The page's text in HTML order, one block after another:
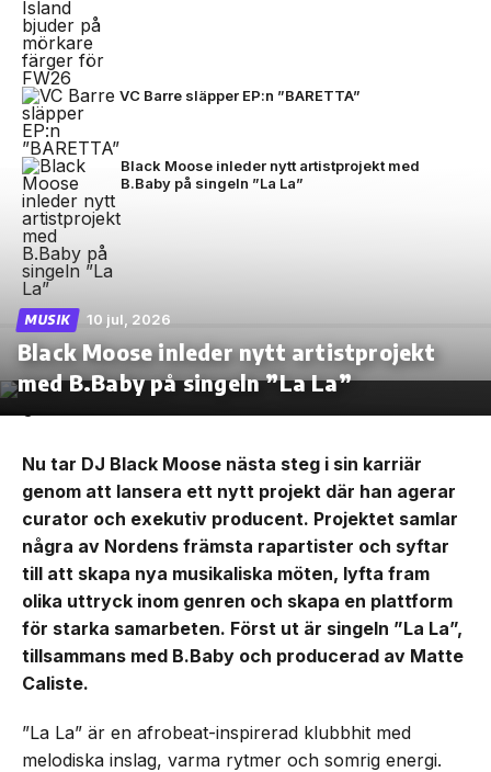
VC Barre släpper EP:n ”BARETTA”
Black Moose inleder nytt artistprojekt med
B.Baby på singeln ”La La”
MUSIK 10 jul, 2026
Black Moose inleder nytt artistprojekt
med B.Baby på singeln ”La La”
Nu tar DJ Black Moose nästa steg i sin karriär
genom att lansera ett nytt projekt där han agerar
curator och exekutiv producent. Projektet samlar
några av Nordens främsta rapartister och syftar
till att skapa nya musikaliska möten, lyfta fram
olika uttryck inom genren och skapa en plattform
för starka samarbeten. Först ut är singeln ”La La”,
tillsammans med B.Baby och producerad av Matte
Caliste.
”La La” är en afrobeat-inspirerad klubbhit med
melodiska inslag, varma rytmer och somrig energi.